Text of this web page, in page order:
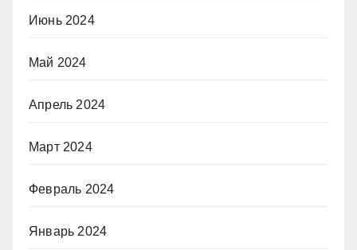
Июнь 2024
Май 2024
Апрель 2024
Март 2024
Февраль 2024
Январь 2024